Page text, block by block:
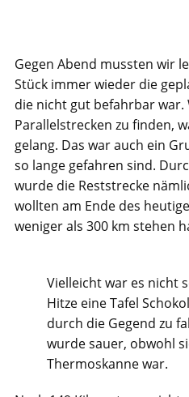
Gegen Abend mussten wir
Stück immer wieder die
die nicht gut befahrbar war.
Parallelstrecken zu finden,
gelang. Das war auch ein
so lange gefahren sind.
wurde die Reststrecke
wollten am Ende des
weniger als 300 km stehen
Vielleicht war es nicht
Hitze eine Tafel
durch die Gegend zu
wurde sauer, obwohl
Thermoskanne war.